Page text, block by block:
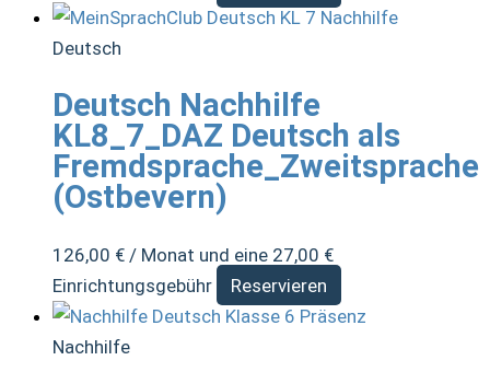
Deutsch
Deutsch Nachhilfe
KL8_7_DAZ Deutsch als
Fremdsprache_Zweitsprache
(Ostbevern)
126,00 € / Monat und eine 27,00 €
Einrichtungsgebühr
Reservieren
Nachhilfe